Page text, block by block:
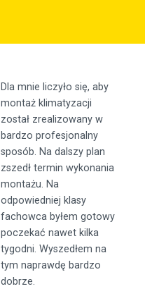
Dla mnie liczyło się, aby
montaż klimatyzacji
został zrealizowany w
bardzo profesjonalny
sposób. Na dalszy plan
zszedł termin wykonania
montażu. Na
odpowiedniej klasy
fachowca byłem gotowy
poczekać nawet kilka
tygodni. Wyszedłem na
tym naprawdę bardzo
dobrze.